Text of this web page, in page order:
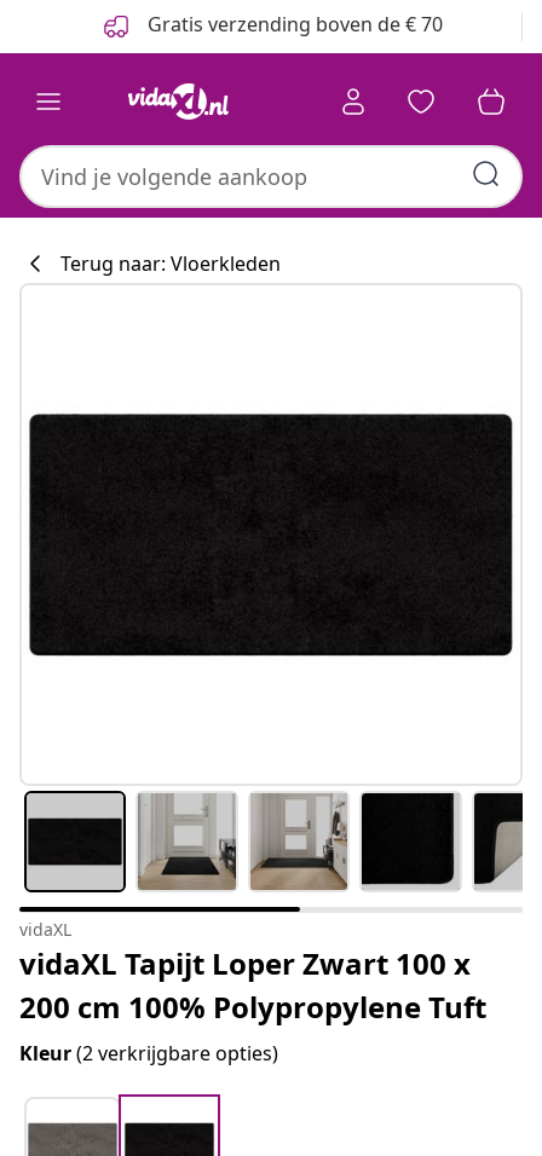
Gratis verzending boven de € 70
Terug naar: Vloerkleden
vidaXL
vidaXL Tapijt Loper Zwart 100 x
200 cm 100% Polypropylene Tuft
Kleur(2 verkrijgbare opties)